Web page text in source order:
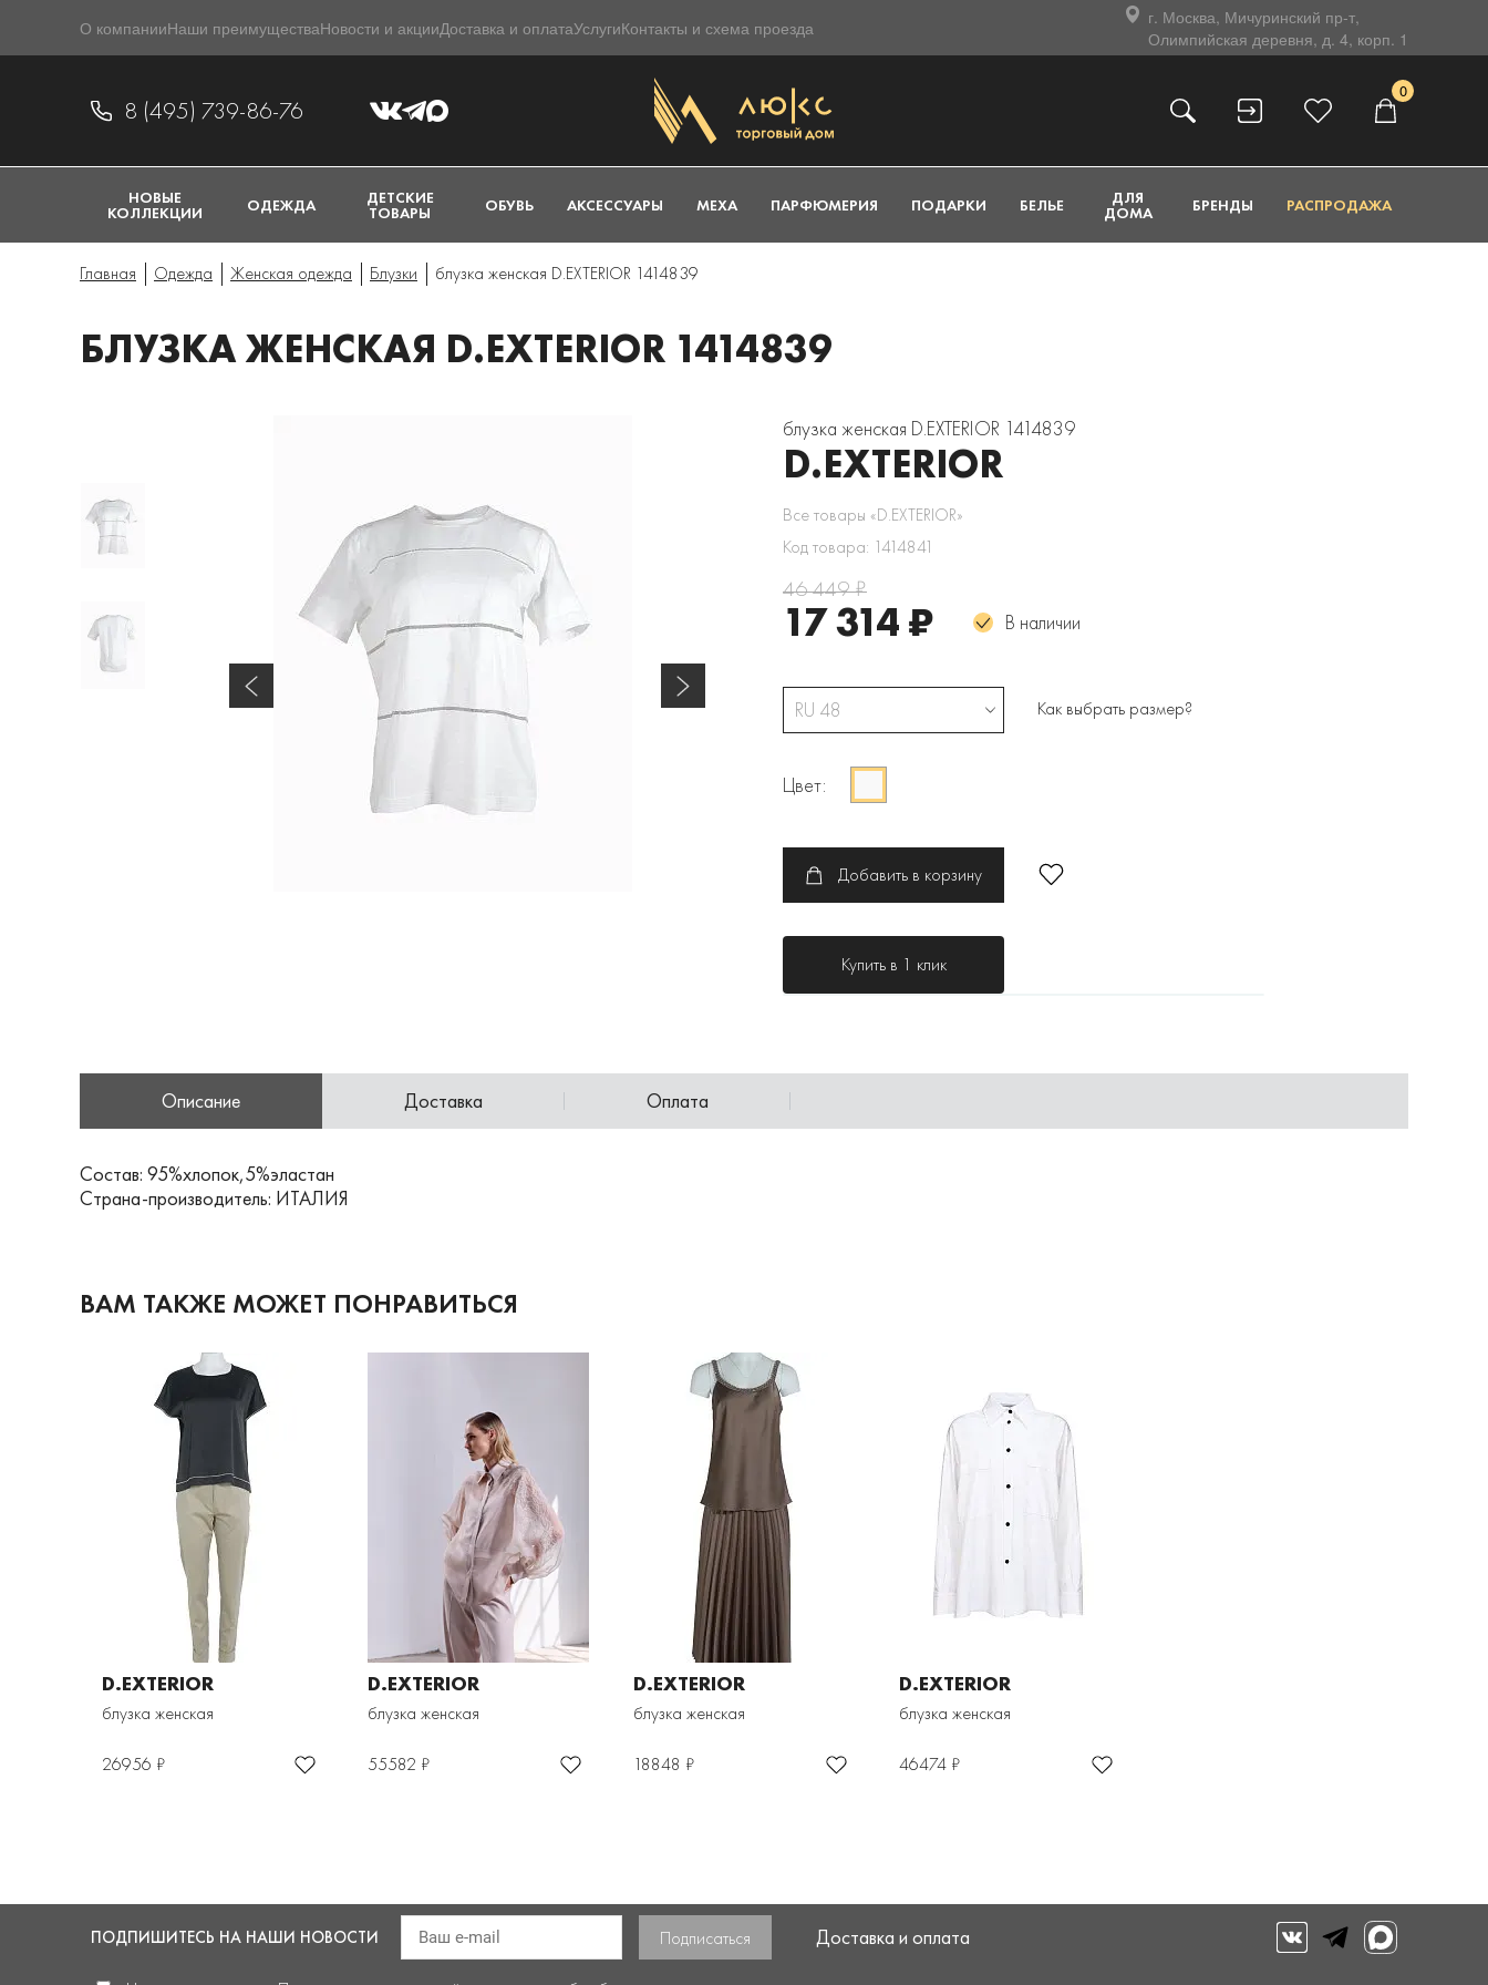
О компанииНаши преимуществаНовости и акцииДоставка и оплатаУслугиКонтакты и схема проезда
г. Москва, Мичуринский пр-т,
Олимпийская деревня, д. 4, корп. 1
8 (495) 739-86-76
0
НОВЫЕ
КОЛЛЕКЦИИ ОДЕЖДА ДЕТСКИЕ
ТОВАРЫ ОБУВЬ АКСЕССУАРЫ МЕХА ПАРФЮМЕРИЯ ПОДАРКИ БЕЛЬЕ ДЛЯ
ДОМА БРЕНДЫ РАСПРОДАЖА
Главная Одежда Женская одежда Блузки блузка женская D.EXTERIOR 1414839
БЛУЗКА ЖЕНСКАЯ D.EXTERIOR 1414839
блузка женская D.EXTERIOR 1414839
D.EXTERIOR
Все товары «D.EXTERIOR»
Код товара: 1414841
46 449 ₽
17 314 ₽ В наличии
RU 48 Как выбрать размер?
Цвет:
Добавить в корзину
Купить в 1 клик
Описание Доставка Оплата
Состав: 95%хлопок,5%эластан
Страна-производитель: ИТАЛИЯ
ВАМ ТАКЖЕ МОЖЕТ ПОНРАВИТЬСЯ
D.EXTERIOR
блузка женская
26956 ₽
D.EXTERIOR
блузка женская
55582 ₽
D.EXTERIOR
блузка женская
18848 ₽
D.EXTERIOR
блузка женская
46474 ₽
ПОДПИШИТЕСЬ НА НАШИ НОВОСТИ Доставка и оплата